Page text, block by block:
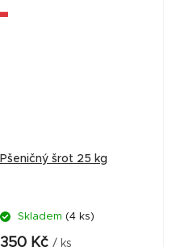
Pšeničný šrot 25 kg
Skladem (4 ks)
350 Kč / ks